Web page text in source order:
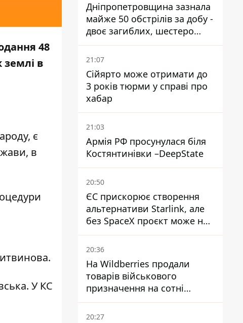
48
землі в
є
в
У КС
Дніпропетровщина зазнала
майже 50 обстрілів за добу -
двоє загиблих, шестеро
постраждалих
21:07
Сійярто може отримати до
3 років тюрми у справі про
хабар
21:03
Армія РФ просунулася біля
Костянтинівки –DeepState
20:50
ЄС прискорює створення
альтернативи Starlink, але
без SpaceX проєкт може не
обійтися
20:36
На Wildberries продали
товарів військового
призначення на сотні
мільйонів, але удари ЗСУ
змінили ситуацію
20:27